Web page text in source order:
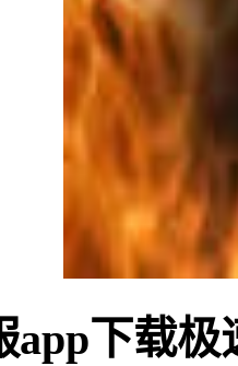
app下载